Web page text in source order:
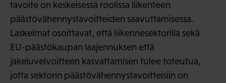
tavoite on keskeisessä roolissa liikenteen
päästövähennystavoitteiden saavuttamisessa.
Laskelmat osoittavat, että liikennesektorilla sekä
EU-päästökaupan laajennuksen että
jakeluvelvoitteen kasvattamisen tulee toteutua,
jotta sektorin päästövähennystavoitteisiin on